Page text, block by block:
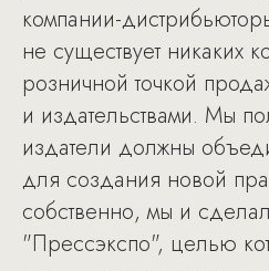
компании-
не существует никаких
розничной точкой
и издательствами. Мы
издатели должны
для создания новой
собственно, мы и
"Прессэкспо", целью